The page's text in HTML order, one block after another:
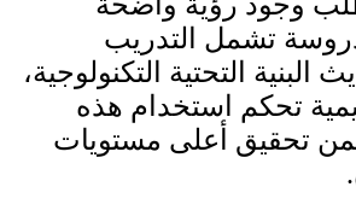
تشمل التدريب
البنية التحتية التكنولوجية،
تحكم استخدام هذه
تحقيق أعلى مستويات